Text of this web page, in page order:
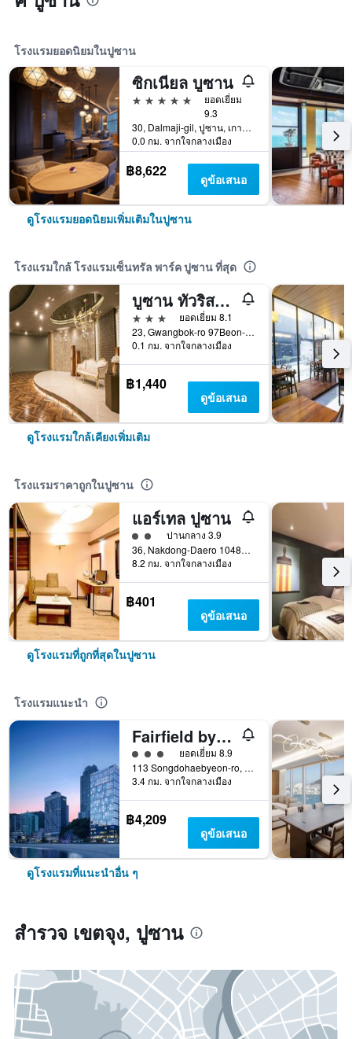
โรงแรมยอดนิยมในปูซาน
ซิกเนียล บูซาน
5 ดาว
ยอดเยี่ยม
9.3
30, Dalmaji-gil, ปูซาน, เกาหลีใต้
0.0 กม. จากใจกลางเมือง
฿8,622 ดูข้อเสนอ
ดูโรงแรมยอดนิยมเพิ่มเติมในปูซาน
โรงแรมใกล้ โรงแรมเซ็นทรัล พาร์ค ปูซาน ที่สุด
บูซาน ทัวริสต์ โฮเทล
3 ดาว
ยอดเยี่ยม 8.1
23, Gwangbok-ro 97Beon-Gil, Jung-gu, ปูซาน, เกาหลีใต้
0.1 กม. จากใจกลางเมือง
฿1,440
ดูข้อเสนอ
ดูโรงแรมใกล้เคียงเพิ่มเติม
โรงแรมราคาถูกในปูซาน
แอร์เทล ปูซาน
ให้ 2 ดาวปานกลาง 3.9
36, Nakdong-Daero 1048Beon-Gil, ปูซาน, เกาหลีใต้
8.2 กม. จากใจกลางเมือง
฿401
ดูข้อเสนอ
ดูโรงแรมที่ถูกที่สุดในปูซาน
โรงแรมแนะนำ
Fairfield by Marriott Busan Songdo Beach
ให้ 3 ดาว ยอดเยี่ยม 8.9
113 Songdohaebyeon-ro, Seo-gu, ปูซาน, เกาหลีใต้
3.4 กม. จากใจกลางเมือง
฿4,209
ดูข้อเสนอ
ดูโรงแรมที่แนะนำอื่น ๆ
สำรวจ เขตจุง, ปูซาน